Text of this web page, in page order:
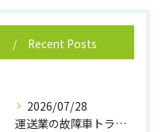
Recent Posts
2026/07/28
運送業の故障車トラブル即時対処法